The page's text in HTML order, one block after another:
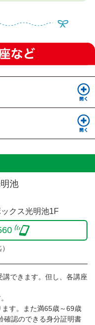
池
クス光明池1F
できます。但し、各講座
す。また満65歳～69歳
確認のできる身分証明書